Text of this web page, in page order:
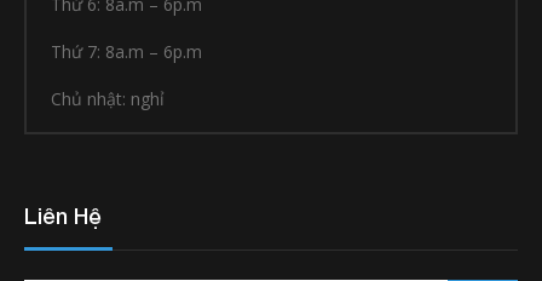
Thứ 7: 8a.m – 6p.m
Chủ nhật: nghỉ
Liên Hệ